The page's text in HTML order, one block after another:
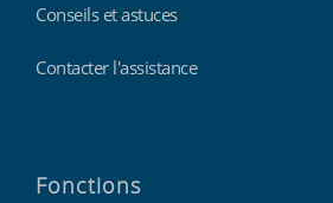
Conseils et astuces
Contacter l'assistance
Fonctions